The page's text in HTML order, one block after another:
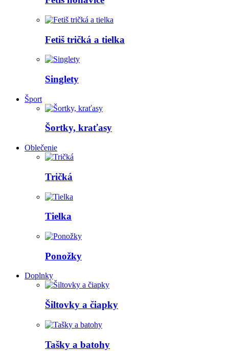
Fetiš tričká a tielka
Singlety
Šport
Šortky, kraťasy
Oblečenie
Tričká
Tielka
Ponožky
Doplnky
Šiltovky a čiapky
Tašky a batohy